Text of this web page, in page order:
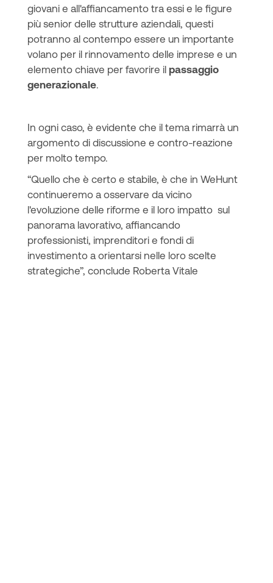
giovani e all'affiancamento tra essi e le figure
più senior delle strutture aziendali, questi
potranno al contempo essere un importante
volano per il rinnovamento delle imprese e un
elemento chiave per favorire il passaggio
generazionale.
In ogni caso, è evidente che il tema rimarrà un
argomento di discussione e contro-reazione
per molto tempo.
“Quello che è certo e stabile, è che in WeHunt
continueremo a osservare da vicino
l'evoluzione delle riforme e il loro impatto sul
panorama lavorativo, affiancando
professionisti, imprenditori e fondi di
investimento a orientarsi nelle loro scelte
strategiche”, conclude Roberta Vitale